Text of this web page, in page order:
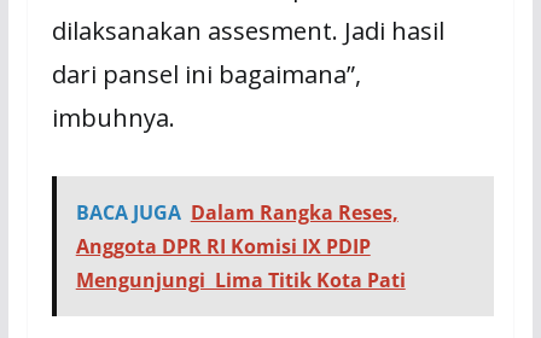
dilaksanakan assesment. Jadi hasil
dari pansel ini bagaimana”,
imbuhnya.
BACA JUGA Dalam Rangka Reses,
Anggota DPR RI Komisi IX PDIP
Mengunjungi Lima Titik Kota Pati